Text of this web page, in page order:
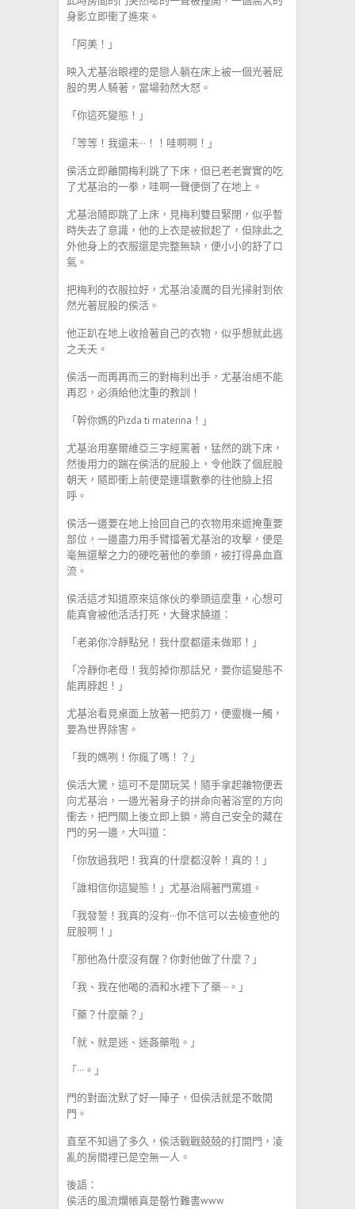
身影立即衝了進來。
「阿美！」
映入尤基治眼裡的是戀人躺在床上被一個光著屁
股的男人騎著，當場勃然大怒。
「你這死變態！」
「等等！我還未···！！哇啊啊！」
侯活立即離開梅利跳了下床，但已老老實實的吃
了尤基治的一拳，哇啊一聲便倒了在地上。
尤基治隨即跳了上床，見梅利雙目緊閉，似乎暫
時失去了意識，他的上衣是被掀起了，但除此之
外他身上的衣服還是完整無缺，便小小的舒了口
氣。
把梅利的衣服拉好，尤基治凌厲的目光掃射到依
然光著屁股的侯活。
他正趴在地上收拾著自己的衣物，似乎想就此逃
之夭夭。
侯活一而再再而三的對梅利出手，尤基治絕不能
再忍，必須給他沈重的教訓！
「幹你媽的Pizda ti materina！」
尤基治用塞爾維亞三字經罵著，猛然的跳下床，
然後用力的踹在侯活的屁股上，令他跌了個屁股
朝天，隨即衝上前便是連環數拳的往他臉上招
呼。
侯活一邊要在地上拾回自己的衣物用來遮掩重要
部位，一邊盡力用手臂擋著尤基治的攻擊，便是
毫無還擊之力的硬吃著他的拳頭，被打得鼻血直
流。
侯活這才知道原來這傢伙的拳頭這麼重，心想可
能真會被他活活打死，大聲求饒道：
「老弟你冷靜點兒！我什麼都還未做耶！」
「冷靜你老母！我剪掉你那話兒，要你這變態不
能再脖起！」
尤基治看見桌面上放著一把剪刀，便靈機一觸，
要為世界除害。
「我的媽咧！你瘋了嗎！？」
侯活大驚，這可不是開玩笑！隨手拿起雜物便丟
向尤基治，一邊光著身子的拼命向著浴室的方向
衝去，把門關上後立即上鎖，將自己安全的藏在
門的另一邊，大叫道：
「你放過我吧！我真的什麼都沒幹！真的！」
「誰相信你這變態！」尤基治隔著門罵道。
「我發誓！我真的沒有···你不信可以去檢查他的
屁股啊！」
「那他為什麼沒有醒？你對他做了什麼？」
「我、我在他喝的酒和水裡下了藥···。」
「藥？什麼藥？」
「就、就是迷、迷姦藥啦。」
「···。」
門的對面沈默了好一陣子，但侯活就是不敢開
門。
直至不知過了多久，侯活戰戰兢兢的打開門，凌
亂的房間裡已是空無一人。
後語：
侯活的風流爛帳真是罄竹難書www